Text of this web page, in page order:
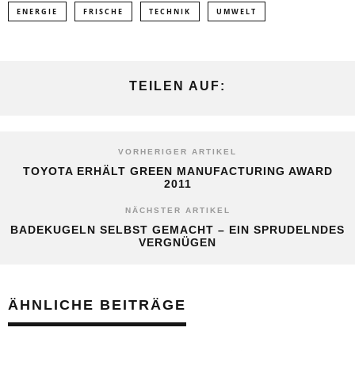
ENERGIE FRISCHE TECHNIK UMWELT
TEILEN AUF:
VORHERIGER ARTIKEL
TOYOTA ERHÄLT GREEN MANUFACTURING AWARD
2011
NÄCHSTER ARTIKEL
BADEKUGELN SELBST GEMACHT – EIN SPRUDELNDES
VERGNÜGEN
ÄHNLICHE BEITRÄGE